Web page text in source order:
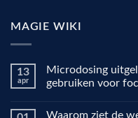
MAGIE WIKI
13
apr
Microdosing
gebruiken voor
op
Waarom ziet de